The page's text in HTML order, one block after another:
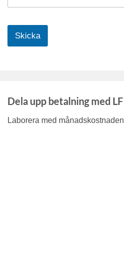
Skicka
Dela upp betalning med
Laborera med